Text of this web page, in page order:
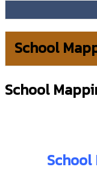
School
School